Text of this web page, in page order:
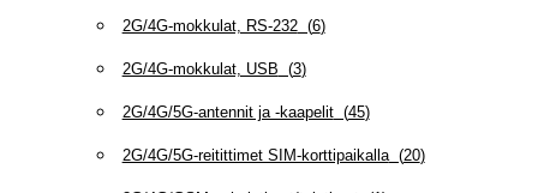
2G/4G-mokkulat, RS-232(6)
2G/4G-mokkulat, USB (3)
2G/4G/5G-antennit ja -kaapelit(45)
2G/4G/5G-reitittimet SIM-korttipaikalla(20)